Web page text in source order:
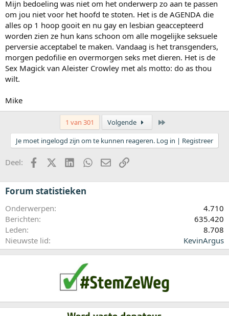
Mijn bedoeling was niet om het onderwerp zo aan te passen
om jou niet voor het hoofd te stoten. Het is de AGENDA die
alles op 1 hoop gooit en nu gay en lesbian geaccepteerd
worden zien ze hun kans schoon om alle mogelijke seksuele
perversie acceptabel te maken. Vandaag is het transgenders,
morgen pedofilie en overmorgen seks met dieren. Het is de
Sex Magick van Aleister Crowley met als motto: do as thou
wilt.
Mike
1 van 301 Volgende
Je moet ingelogd zijn om te kunnen reageren. Log in | Registreer
Deel: FacebookX (Twitter)LinkedInWhatsApp
E-mailkoppeling
Forum statistieken
Onderwerpen
4.710
Berichten
635.420
Leden
8.708
Nieuwste lid
KevinArgus